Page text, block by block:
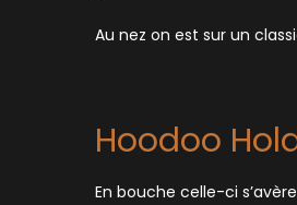
Au nez on est sur un
Hoodoo
En bouche celle-ci